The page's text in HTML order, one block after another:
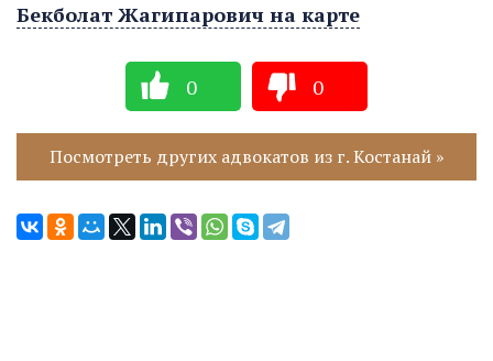
Бекболат Жагипарович на карте
0 0
Посмотреть других адвокатов из г. Костанай »